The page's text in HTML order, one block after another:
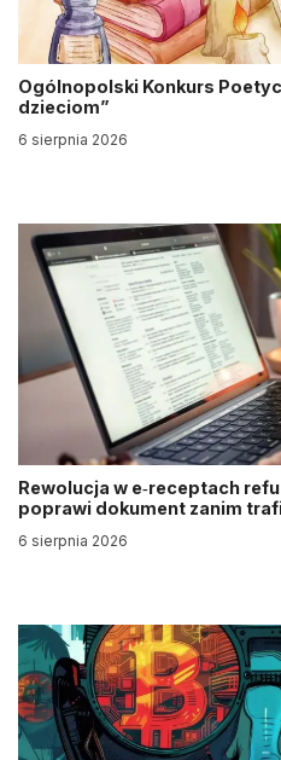
Ogólnopolski Konkurs
dzieciom”
6 sierpnia 2026
Rewolucja w e‑receptach
poprawi dokument zanim
6 sierpnia 2026